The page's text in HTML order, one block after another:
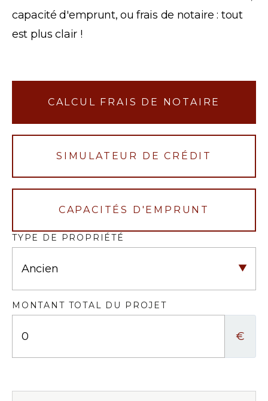
capacité d'emprunt, ou frais de notaire : tout
est plus clair !
CALCUL FRAIS DE NOTAIRE
SIMULATEUR DE CRÉDIT
CAPACITÉS D'EMPRUNT